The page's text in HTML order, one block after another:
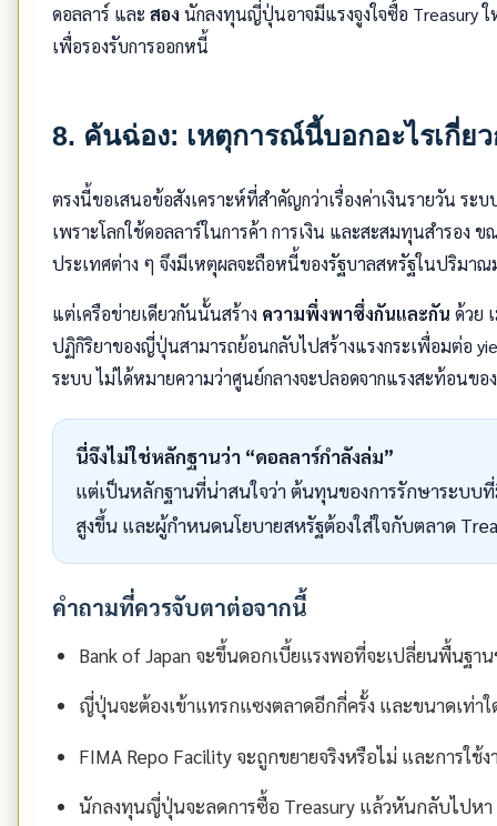
ดอลลาร์ และ สอง นักลงทุนญี่ปุ่นอาจมีแรงจูงใจซื้อ Treasury
เพื่อรองรับการออกหนี้
8. คันฉ่อง: เหตุการณ์นี้บอกอะไรเกี่ย
ตรงนี้ขอเสนอข้อสังเคราะห์ที่สำคัญกว่าเรื่องค่าเงินรายวัน ร
เพราะโลกใช้ดอลลาร์ในการค้า การเงิน และสะสมทุนสำรอ
ประเทศต่าง ๆ จึงมีเหตุผลจะถือหนี้ของรัฐบาลสหรัฐในปริมา
แต่เครือข่ายเดียวกันนั้นสร้าง ความพึ่งพาซึ่งกันและกัน ด้วย
ปฏิกิริยาของญี่ปุ่นสามารถย้อนกลับไปสร้างแรงกระเพื่อมต่อ
ระบบ ไม่ได้หมายความว่าศูนย์กลางจะปลอดจากแรงสะท้อนขอ
นี่จึงไม่ใช่หลักฐานว่า “ดอลลาร์กำลังล่ม”
แต่เป็นหลักฐานที่น่าสนใจว่า ต้นทุนของการรักษาระบ
สูงขึ้น และผู้กำหนดนโยบายสหรัฐต้องใส่ใจกับตลาด
คำถามที่ควรจับตาต่อจากนี้
Bank of Japan จะขึ้นดอกเบี้ยแรงพอที่จะเปลี่ยนพื้นฐาน
ญี่ปุ่นจะต้องเข้าแทรกแซงตลาดอีกกี่ครั้ง และขนาดเท่าใ
FIMA Repo Facility จะถูกขยายจริงหรือไม่ และการใช้
นักลงทุนญี่ปุ่นจะลดการซื้อ Treasury แล้วหันกลับไปหา